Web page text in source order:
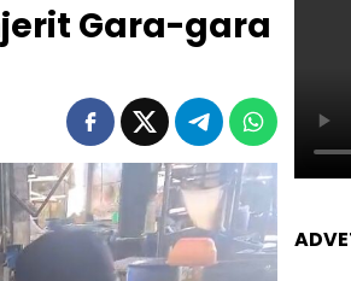
Gara-gara